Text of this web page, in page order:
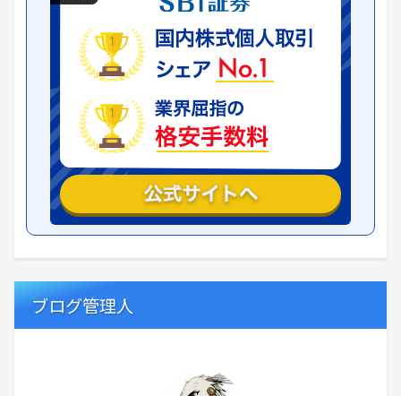
ブログ管理人